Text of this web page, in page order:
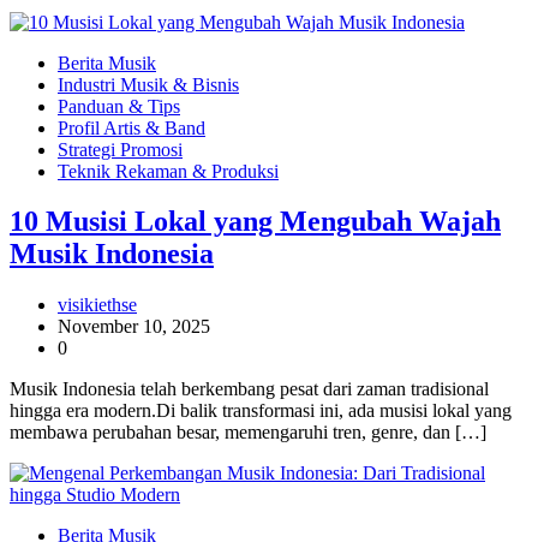
Berita Musik
Industri Musik & Bisnis
Panduan & Tips
Profil Artis & Band
Strategi Promosi
Teknik Rekaman & Produksi
10 Musisi Lokal yang Mengubah Wajah
Musik Indonesia
visikiethse
November 10, 2025
0
Musik Indonesia telah berkembang pesat dari zaman tradisional
hingga era modern.Di balik transformasi ini, ada musisi lokal yang
membawa perubahan besar, memengaruhi tren, genre, dan […]
Berita Musik